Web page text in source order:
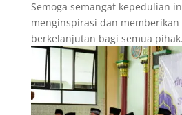
Semoga semangat kepedulian
menginspirasi dan memberikan
berkelanjutan bagi semua pihak.